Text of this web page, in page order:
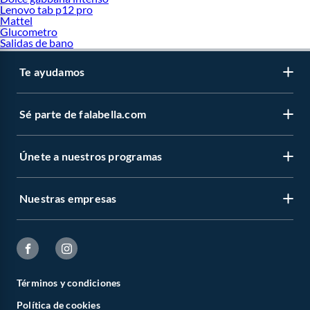
Día del niño
Lenovo tab p12 pro
Mattel
Glucometro
Salidas de bano
Te ayudamos
Sé parte de falabella.com
Únete a nuestros programas
Nuestras empresas
Términos y condiciones
Política de cookies